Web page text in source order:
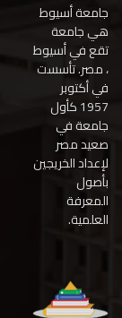
جامعة أسيوط
هي جامعة
تقع في أسيوط
، مصر. تأسست
في أكتوبر
1957 كأول
جامعة في
صعيد مصر
لإعداد الخريجين
بأصول
المعرفة
العلمية.